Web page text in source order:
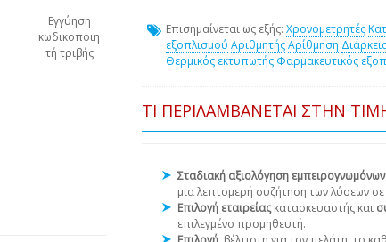
Εγγύηση
κωδικοποιη
τή τριβής
Επισημαίνεται ως εξής: Χρονομετρητές
εξοπλισμού ΑριθμητήςΑρίθμηση
Θερμικός εκτυπωτής Φαρμακευτικός
ΤΙ ΠΕΡΙΛΑΜΒΆΝΕΤΑΙ ΣΤΗΝ
Σταδιακή αξιολόγηση εμπειρογνωμόνων
μια λεπτομερή συζήτηση των λύσεων
Επιλογή εταιρείαςκατασκευαστής και
επιλεγμένο προμηθευτή.